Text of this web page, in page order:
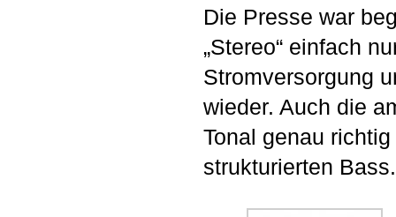
Die Presse war
„Stereo“ einfach
Stromversorgung
wieder. Auch die
Tonal genau
strukturierten Bass.